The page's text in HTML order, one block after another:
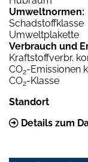
Umweltnormen:
Schadstoffklasse
Umweltplakette
Verbrauch und
Kraftstoffverbr.
CO2-Emissionen
CO2-Klasse
Standort
Details zum